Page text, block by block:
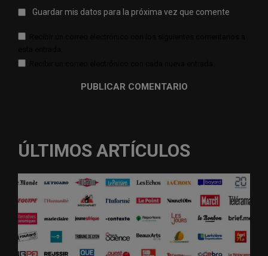
Guardar mis datos para la próxima vez que comente
ÚLTIMOS ARTÍCULOS